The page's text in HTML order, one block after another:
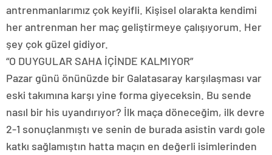
antrenmanlarımız çok keyifli. Kişisel olarakta kendimi
her antrenman her maç geliştirmeye çalışıyorum. Her
şey çok güzel gidiyor.
“O DUYGULAR SAHA İÇİNDE KALMIYOR”
Pazar günü önünüzde bir Galatasaray karşılaşması var
eski takımına karşı yine forma giyeceksin. Bu sende
nasıl bir his uyandırıyor? İlk maça döneceğim, ilk devre
2-1 sonuçlanmıştı ve senin de burada asistin vardı gole
katkı sağlamıştın hatta maçın en değerli isimlerinden